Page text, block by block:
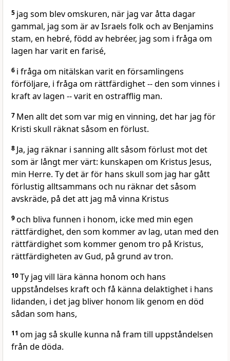
5 jag som blev omskuren, när jag var åtta dagar
gammal, jag som är av Israels folk och av Benjamins
stam, en hebré, född av hebréer, jag som i fråga om
lagen har varit en farisé,
6 i fråga om nitälskan varit en församlingens
förföljare, i fråga om rättfärdighet -- den som vinnes i
kraft av lagen -- varit en ostrafflig man.
7 Men allt det som var mig en vinning, det har jag för
Kristi skull räknat såsom en förlust.
8 Ja, jag räknar i sanning allt såsom förlust mot det
som är långt mer värt: kunskapen om Kristus Jesus,
min Herre. Ty det är för hans skull som jag har gått
förlustig alltsammans och nu räknar det såsom
avskräde, på det att jag må vinna Kristus
9och bliva funnen i honom, icke med min egen
rättfärdighet, den som kommer av lag, utan med den
rättfärdighet som kommer genom tro på Kristus,
rättfärdigheten av Gud, på grund av tron.
10Ty jag vill lära känna honom och hans
uppståndelses kraft och få känna delaktighet i hans
lidanden, i det jag bliver honom lik genom en död
sådan som hans,
11 om jag så skulle kunna nå fram till uppståndelsen
från de döda.